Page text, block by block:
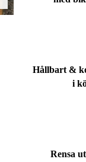
Hållbart &
i
Rensa